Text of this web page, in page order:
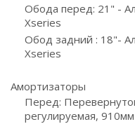
Обода перед: 21" -
Xseries
Обод задний : 18"-
Xseries
Амортизаторы
Перед:
регулируемая,